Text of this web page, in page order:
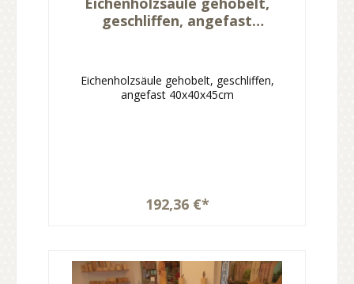
geschliffen, angefast
Eichenholzsäule gehobelt, geschliffen,
angefast 40x40x45cm
192,36 €*